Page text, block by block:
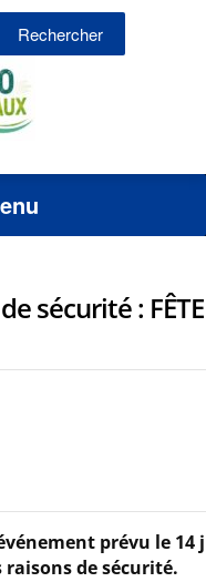
sécurité :
prévu le
raisons de sécurité.